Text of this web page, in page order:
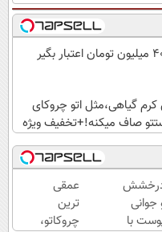
کرم گیاهی،مثل اتو چروکای
صاف میکنه!+تخفیف ویژه
جوانی
با
عمقی
ترین
چروکاتو،